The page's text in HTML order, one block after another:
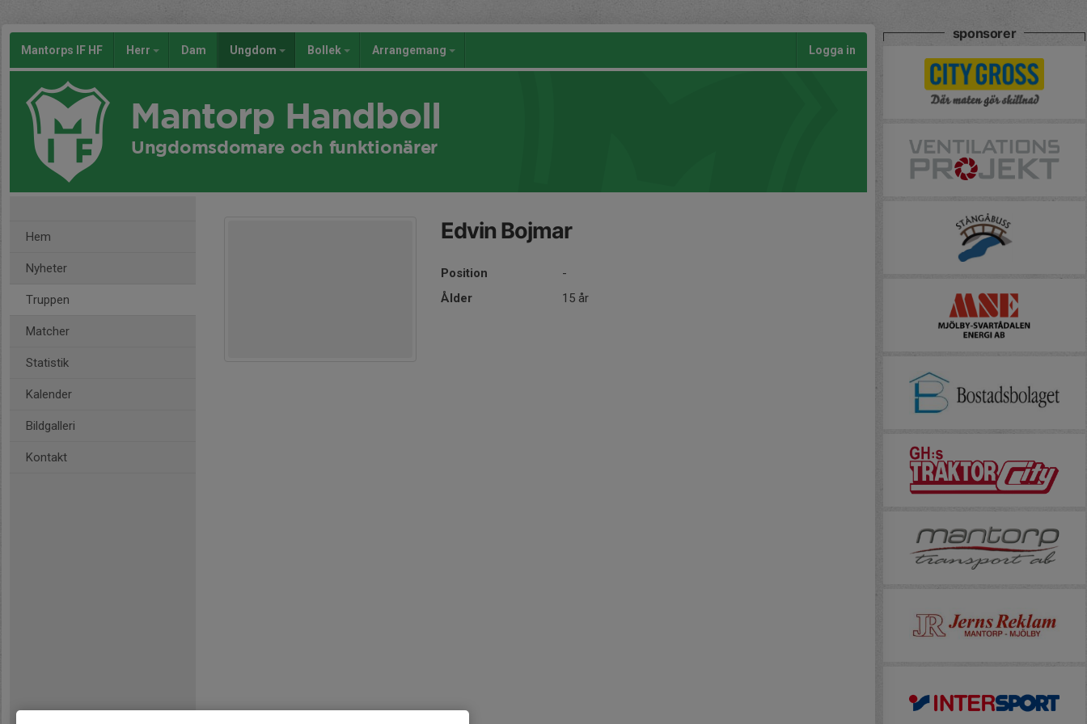
Mantorps IF HF Herr Dam Ungdom Bollek Arrangemang Logga in
Mantorp Handboll
Ungdomsdomare och funktionärer
Hem
Nyheter
Truppen
Matcher
Statistik
Kalender
Bildgalleri
Kontakt
Edvin Bojmar
Position
-
Ålder
15 år
sponsorer